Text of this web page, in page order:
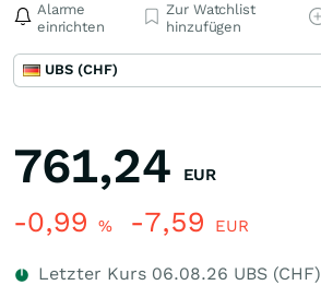
Alarme
einrichten
Zur Watchlist
hinzufügen
UBS (CHF)
761,24 EUR
-0,99 % -7,59 EUR
Letzter Kurs 06.08.26 UBS (CHF)